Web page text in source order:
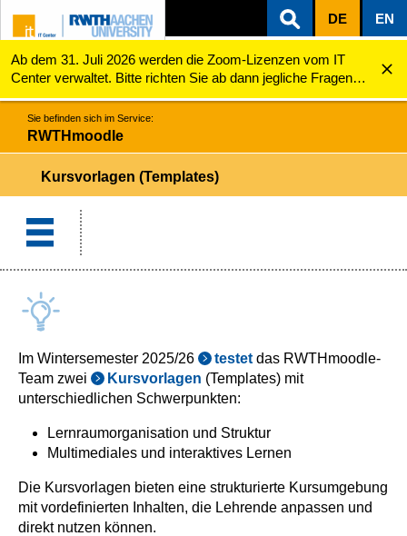
ZUM INHALTSBEREICH
ZUR HAUPTNAVIGATION
ZUR SUCHE
DE EN
Ab dem 31. Juli 2026 werden die Zoom-Lizenzen vom IT
Center verwaltet. Bitte richten Sie ab dann jegliche Fragen
zu den Zoom-Lizenzen (z.B. Probleme mit dem Login) an
servicedesk@itc.rwth-aachen.de.
RWTHmoodle Kursvorlagen (Templates)
Sie befinden sich im Service:
RWTHmoodle
Kursvorlagen (Templates)
Im Wintersemester 2025/26 testet das RWTHmoodle-
Team zwei
Kursvorlagen (Templates) mit
unterschiedlichen Schwerpunkten:
Lernraumorganisation und Struktur
Multimediales und interaktives Lernen
Die Kursvorlagen bieten eine strukturierte Kursumgebung
mit vordefinierten Inhalten, die Lehrende anpassen und
direkt nutzen können.